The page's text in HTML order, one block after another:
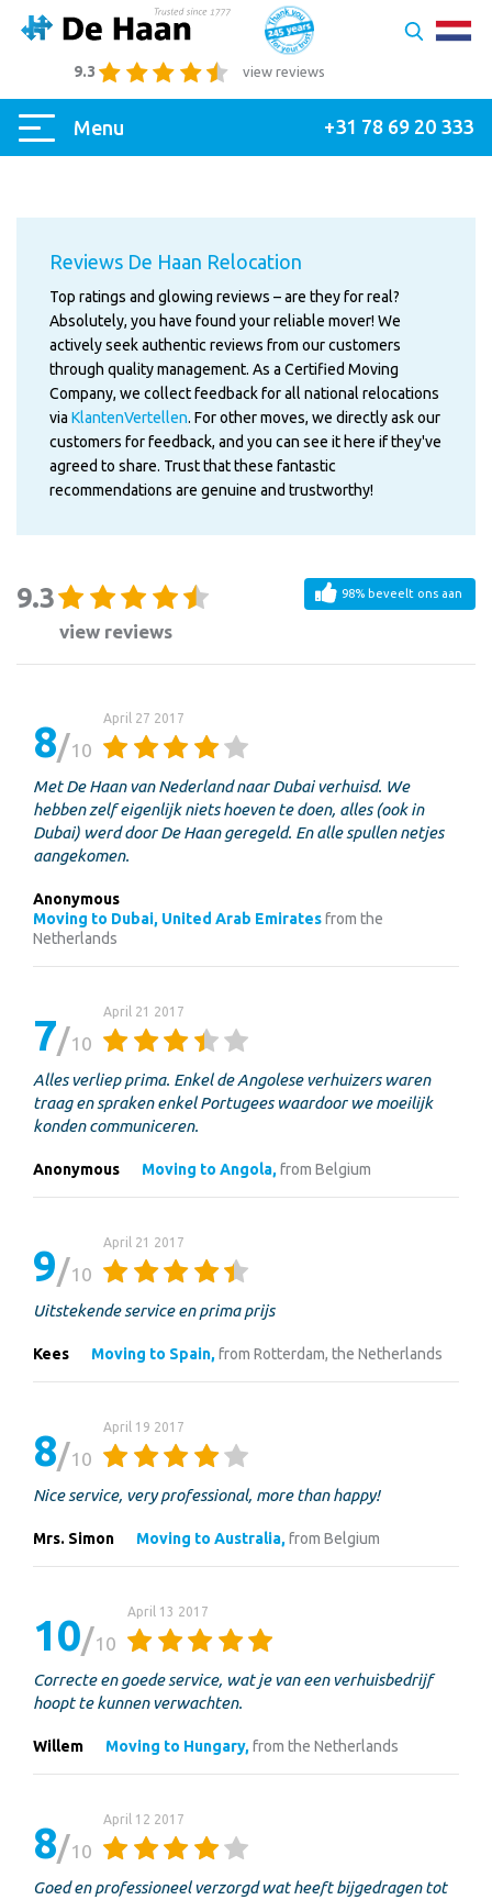
view reviews
9.3
Menu +31 78 69 20 333
Reviews De Haan Relocation
Top ratings and glowing reviews – are they for real?
Absolutely, you have found your reliable mover! We
actively seek authentic reviews from our customers
through quality management. As a Certified Moving
Company, we collect feedback for all national relocations
via KlantenVertellen. For other moves, we directly ask our
customers for feedback, and you can see it here if they've
agreed to share. Trust that these fantastic
recommendations are genuine and trustworthy!
9.3 98% beveelt ons aan
view reviews
8 10
April 27 2017
Met De Haan van Nederland naar Dubai verhuisd. We
hebben zelf eigenlijk niets hoeven te doen, alles (ook in
Dubai) werd door De Haan geregeld. En alle spullen netjes
aangekomen.
Anonymous
Moving to Dubai, United Arab Emiratesfrom the
Netherlands
7 10
April 21 2017
Alles verliep prima. Enkel de Angolese verhuizers waren
traag en spraken enkel Portugees waardoor we moeilijk
konden communiceren.
Anonymous Moving to Angola,from Belgium
9 10
April 21 2017
Uitstekende service en prima prijs
Kees Moving to Spain,from Rotterdam, the Netherlands
8 10
April 19 2017
Nice service, very professional, more than happy!
Mrs. Simon Moving to Australia,from Belgium
10 10
April 13 2017
Correcte en goede service, wat je van een verhuisbedrijf
hoopt te kunnen verwachten.
Willem Moving to Hungary,from the Netherlands
8 10
April 12 2017
Goed en professioneel verzorgd wat heeft bijgedragen tot